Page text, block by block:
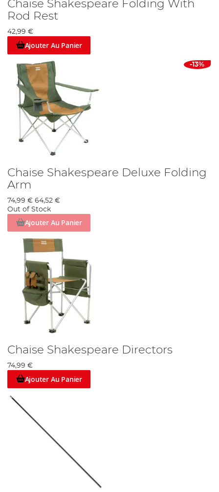
Chaise Shakespeare Folding With
Rod Rest
42,99 €
Ajouter Au Panier
-13%
Chaise Shakespeare Deluxe Folding
Arm
74,99 € 64,52 €
Out of Stock
Ajouter Au Panier
Chaise Shakespeare Directors
74,99 €
Ajouter Au Panier